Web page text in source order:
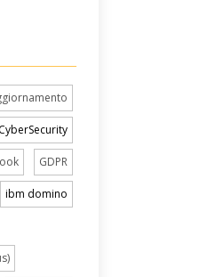
CyberSecurity
GDPR
ibm domino